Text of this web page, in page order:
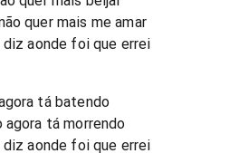
quer mais me amar
aonde foi que errei
tá batendo
agora tá morrendo
aonde foi que errei